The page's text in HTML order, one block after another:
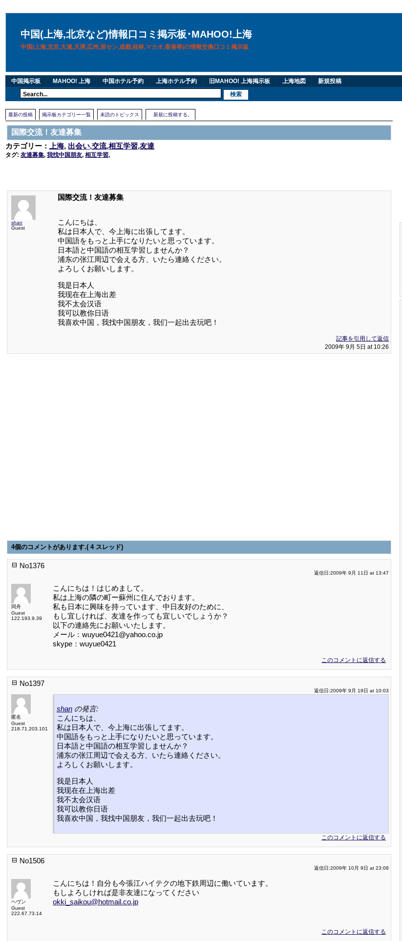
中国(上海,北京など)情報口コミ掲示板･MAHOO!上海
中国(上海,北京,大連,天津,広州,深セン,成都,桂林,マカオ,香港等)の情報交換口コミ掲示板
中国掲示板 MAHOO! 上海 中国ホテル予約 上海ホテル予約 旧MAHOO! 上海掲示板 上海地図 新規投稿
最新の投稿 掲示板カテゴリー一覧 未読のトピックス 新規に投稿する。
国際交流！友達募集
カテゴリー：
上海, 出会い,交流,相互学習,友達
タグ: 友達募集, 我找中国朋友, 相互学習,
shan
Guest
国際交流！友達募集
こんにちは、
私は日本人で、今上海に出張してます。
中国語をもっと上手になりたいと思っています。
日本語と中国語の相互学習しませんか？
浦东の张江周辺で会える方、いたら連絡ください。
よろしくお願いします。
我是日本人
我现在在上海出差
我不太会汉语
我可以教你日语
我喜欢中国，我找中国朋友，我们一起出去玩吧！
記事を引用して返信
2009年 9月 5日 at 10:26
4個のコメントがあります.( 4 スレッド)
No1376
返信日:2009年 9月 11日 at 13:47
同舟
Guest
122.193.9.39
こんにちは！はじめまして。
私は上海の隣の町ー蘇州に住んでおります。
私も日本に興味を持っています、中日友好のために、
もし宜しければ、友達を作っても宜しいでしょうか？
以下の連絡先にお願いいたします。
メール：wuyue0421@yahoo.co.jp
skype：wuyue0421
このコメントに返信する
No1397
返信日:2009年 9月 19日 at 10:03
匿名
Guest
218.71.203.101
shan の発言:
こんにちは、
私は日本人で、今上海に出張してます。
中国語をもっと上手になりたいと思っています。
日本語と中国語の相互学習しませんか？
浦东の张江周辺で会える方、いたら連絡ください。
よろしくお願いします。
我是日本人
我现在在上海出差
我不太会汉语
我可以教你日语
我喜欢中国，我找中国朋友，我们一起出去玩吧！
このコメントに返信する
No1506
返信日:2009年 10月 9日 at 23:08
ヘヴン
Guest
222.67.73.14
こんにちは！自分も今張江ハイテクの地下鉄周辺に働いています。
もしよろしければ是非友達になってください
okki_saikou@hotmail.co.jp
このコメントに返信する